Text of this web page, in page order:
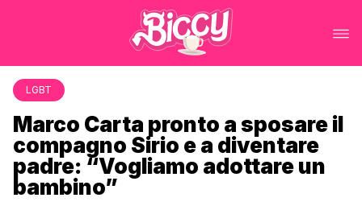
LGBT
Marco Carta pronto a sposare il
compagno Sirio e a diventare
padre: “Vogliamo adottare un
bambino”